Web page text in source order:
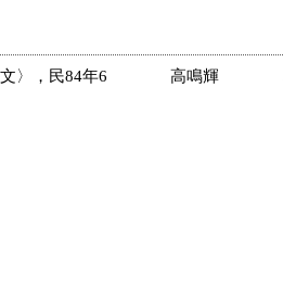
〉，民84年6
高鳴輝